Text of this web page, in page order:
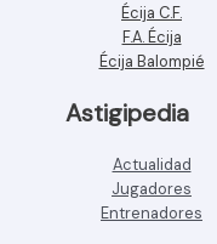
Écija C.F.
F.A. Écija
Écija Balompié
Astigipedia
Actualidad
Jugadores
Entrenadores